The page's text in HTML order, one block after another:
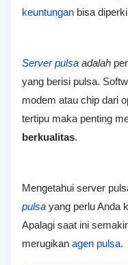
keuntungan bisa
Server pulsa adalah
yang berisi pulsa.
modem atau chip dari
tertipu maka penting
berkualitas.
Mengetahui server
pulsa yang perlu Anda
Apalagi saat ini
merugikan agen pulsa.